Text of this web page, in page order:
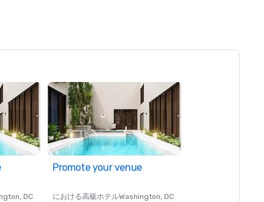
, DC
Promote your venue
における高級ホテルWashington, DC